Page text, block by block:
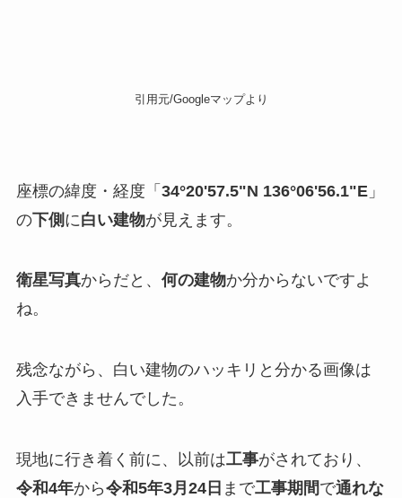
引用元/Googleマップより
座標の緯度・経度「 34°20'57.5"N 136°06'56.1"E」
の下側 に白い建物が見えます。
衛星写真からだと、 何の建物か分からないですよ
ね。
残念ながら、白い建物のハッキリと分かる画像は
入手できませんでした。
現地に行き着く前に、以前は工事がされており、
令和4年から令和5年3月24日 まで工事期間で通れな